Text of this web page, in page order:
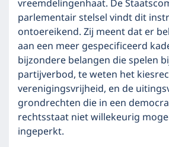
vreemdelingenhaat. De
parlementair stelsel vindt dit
ontoereikend. Zij meent dat er
aan een meer gespecificeerd
bijzondere belangen die spelen
partijverbod, te weten het
verenigingsvrijheid, en de
grondrechten die in een
rechtsstaat niet willekeurig
ingeperkt.